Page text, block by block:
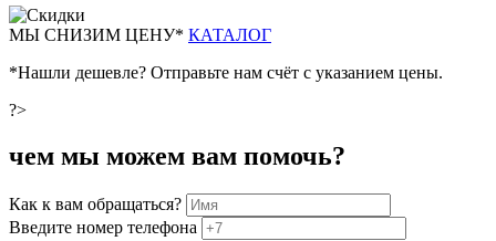
МЫ СНИЗИМ ЦЕНУ* КАТАЛОГ
*Нашли дешевле? Отправьте нам счёт с указанием цены.
?>
чем мы можем вам помочь?
Как к вам обращаться?
Введите номер телефона